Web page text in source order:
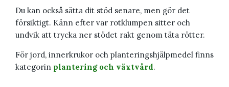
Du kan också sätta dit stöd senare, men gör det
försiktigt. Känn efter var rotklumpen sitter och
undvik att trycka ner stödet rakt genom täta rötter.
För jord, innerkrukor och planteringshjälpmedel finns
kategorin plantering och växtvård.